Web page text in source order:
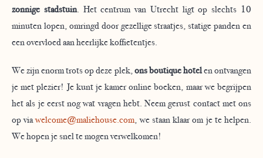
zonnige stadstuin. Het centrum van Utrecht ligt op slechts 10
minuten lopen, omringd door gezellige straatjes, statige panden en
een overvloed aan heerlijke koffietentjes.
We zijn enorm trots op deze plek,ons boutique hotelen ontvangen
je met plezier! Je kunt je kamer online boeken, maar we begrijpen
het als je eerst nog wat vragen hebt. Neem gerust contact met ons
op viawelcome@maliehouse.com, we staan klaar om je te helpen.
We hopen je snel te mogen verwelkomen!